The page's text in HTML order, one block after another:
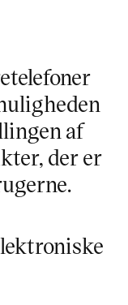
af
der er